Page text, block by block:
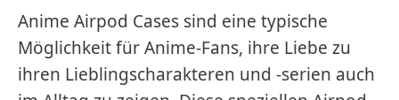
Anime Airpod Cases sind eine typische
Möglichkeit für Anime-Fans, ihre Liebe zu
ihren Lieblingscharakteren und -serien auch